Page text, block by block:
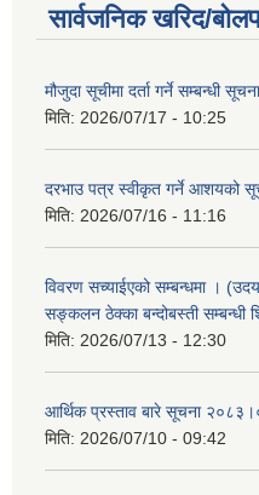
सार्वजनिक खरिद/
मौजुदा सूचीमा दर्ता गर्ने सम्बन्धी
मिति: 2026/07/17 - 10:25
दरभाउ पत्र स्वीकृत गर्ने आशयको
मिति: 2026/07/16 - 11:16
विवरण सच्याईएको सम्बन्धमा ।
सङ्कलन ठेक्का बन्दोबस्ती सम्बन्धी
मिति: 2026/07/13 - 12:30
आर्थिक प्रस्ताव बारे सूचना
मिति: 2026/07/10 - 09:42